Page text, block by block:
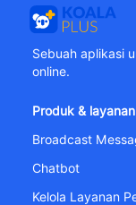
Sebuah aplikasi
online.
Produk & layanan
Broadcast
Chatbot
Kelola Layanan